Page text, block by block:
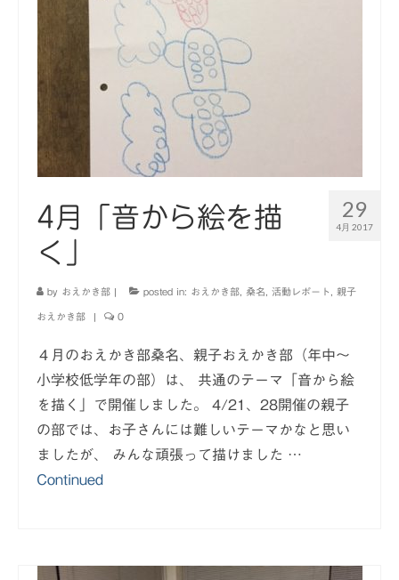
29
4月 2017
4月「音から絵を描
く」
by おえかき部 | posted in: おえかき部 桑名 活動レポート 親子
おえかき部 | 0
４月のおえかき部桑名、親子おえかき部（年中〜
小学校低学年の部）は、 共通のテーマ「音から絵
を描く」で開催しました。 4/21、28開催の親子
の部では、お子さんには難しいテーマかなと思い
ましたが、 みんな頑張って描けました …
Continued